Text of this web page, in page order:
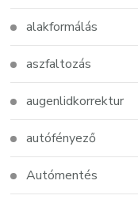
alakformálás
aszfaltozás
augenlidkorrektur
autófényező
Autómentés